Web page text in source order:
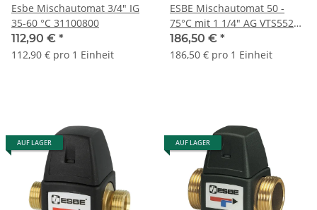
Esbe Mischautomat 3/4" IG
35-60 °C 31100800
112,90 € *
112,90 € pro 1 Einheit
ESBE Mischautomat 50 -
75°C mit 1 1/4" AG VTS552
Ausgang unten
186,50 € *
186,50 € pro 1 Einheit
AUF LAGER AUF LAGER